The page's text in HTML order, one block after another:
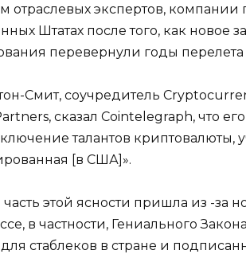
отраслевых экспертов,
Штатах после того, как новое
перевернули годы перелета
Смит, соучредитель
сказал Cointelegraph, что
талантов криптовалюты,
[в США]».
этой ясности пришла из -за
в частности, Гениального
стаблеков в стране и